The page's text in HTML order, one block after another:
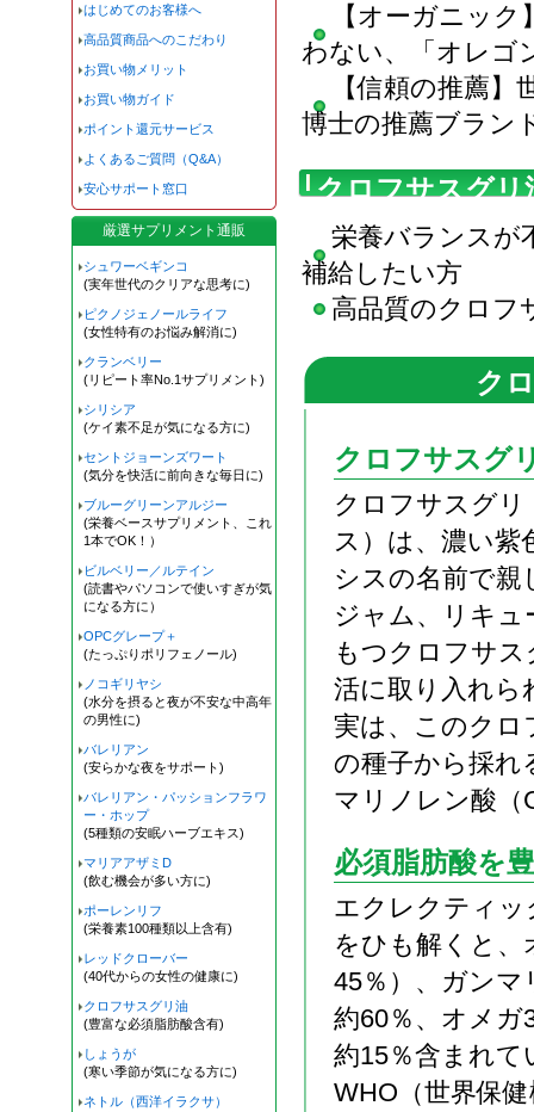
【オーガニッ
わない、「オレゴ
【信頼の推薦
博士の推薦ブラン
クロフサスグ
栄養バランスが
補給したい方
高品質のクロフ
ク
クロフサスグ
クロフサスグ
ス）は、濃い紫
シスの名前で
ジャム、リキ
もつクロフサ
活に取り入れら
実は、このクロ
の種子から採れ
マリノレン酸（
必須脂肪酸を
エクレクティ
をひも解くと、
45％）、ガンマ
約60％、オメ
約15％含まれ
WHO（世界保
はじめてのお客様へ
高品質商品へのこだわり
お買い物メリット
お買い物ガイド
ポイント還元サービス
よくあるご質問（Q&A）
安心サポート窓口
厳選サプリメント通販
シュワーベギンコ
(実年世代のクリアな思考に)
ピクノジェノールライフ
(女性特有のお悩み解消に)
クランベリー
(リピート率No.1サプリメント)
シリシア
(ケイ素不足が気になる方に)
セントジョーンズワート
(気分を快活に前向きな毎日に)
ブルーグリーンアルジー
(栄養ベースサプリメント、これ
1本でOK！）
ビルベリー／ルテイン
(読書やパソコンで使いすぎが気
になる方に）
OPCグレープ＋
(たっぷりポリフェノール)
ノコギリヤシ
(水分を摂ると夜が不安な中高年
の男性に)
バレリアン
(安らかな夜をサポート)
バレリアン・パッションフラワ
ー・ホップ
(5種類の安眠ハーブエキス)
マリアアザミD
(飲む機会が多い方に)
ポーレンリフ
(栄養素100種類以上含有)
レッドクローバー
(40代からの女性の健康に)
クロフサスグリ油
(豊富な必須脂肪酸含有)
しょうが
(寒い季節が気になる方に)
ネトル（西洋イラクサ）